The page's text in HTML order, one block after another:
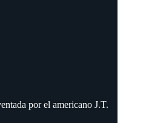
por el americano J.T.